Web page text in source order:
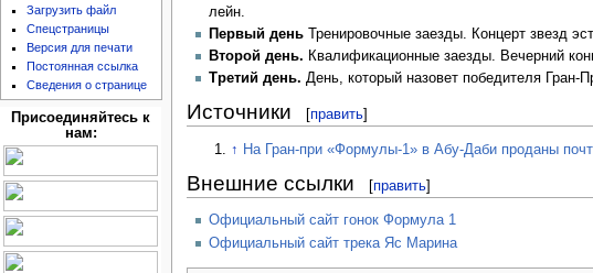
лейн.
Первый день Тренировочные заезды. Концерт звезд
Второй день. Квалификационные заезды. Вечерний
Третий день. День, который назовет победителя Гран-
Источники [править]
↑ На Гран-при «Формулы-1» в Абу-Даби проданы
Внешние ссылки [править]
Официальный сайт гонок Формула 1
Официальный сайт трека Яс Марина
Загрузить файл
Спецстраницы
Версия для печати
Постоянная ссылка
Сведения о странице
Присоединяйтесь к
нам: